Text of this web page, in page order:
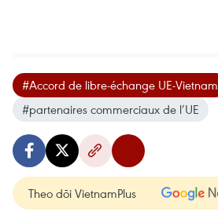
#Accord de libre-échange UE-Vietnam
#partenaires commerciaux de l’UE
Theo dõi VietnamPlus